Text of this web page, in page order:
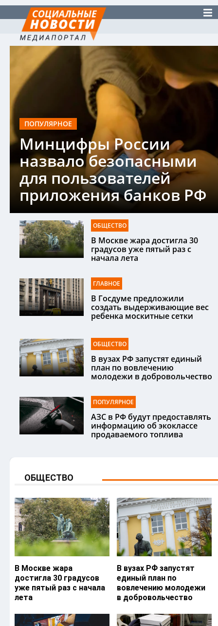
ПОПУЛЯРНОЕ
Минцифры России
назвало безопасными
для пользователей
приложения банков РФ
ОБЩЕСТВО
В Москве жара достигла 30
градусов уже пятый раз с
начала лета
ГЛАВНОЕ
В Госдуме предложили
создать выдерживающие вес
ребенка москитные сетки
ОБЩЕСТВО
В вузах РФ запустят единый
план по вовлечению
молодежи в добровольчество
ПОПУЛЯРНОЕ
АЗС в РФ будут предоставлять
информацию об экоклассе
продаваемого топлива
ОБЩЕСТВО
В Москве жара
достигла 30 градусов
уже пятый раз с начала
лета
В вузах РФ запустят
единый план по
вовлечению молодежи
в добровольчество